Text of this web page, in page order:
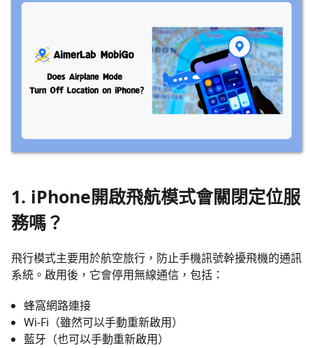
1. iPhone開啟飛航模式會關閉定位服
務嗎？
飛行模式主要用於航空旅行，防止手機訊號幹擾飛機的通訊
系統。啟用後，它會停用無線通信，包括：
蜂窩網路連接
Wi-Fi（雖然可以手動重新啟用）
藍牙（也可以手動重新啟用）